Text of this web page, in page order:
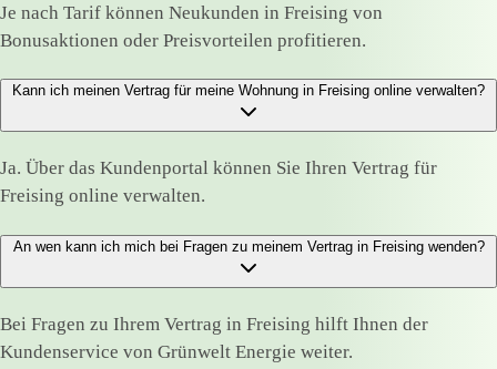
Je nach Tarif können Neukunden in Freising von
Bonusaktionen oder Preisvorteilen profitieren.
Kann ich meinen Vertrag für meine Wohnung in Freising online verwalten?
Ja. Über das Kundenportal können Sie Ihren Vertrag für
Freising online verwalten.
An wen kann ich mich bei Fragen zu meinem Vertrag in Freising wenden?
Bei Fragen zu Ihrem Vertrag in Freising hilft Ihnen der
Kundenservice von Grünwelt Energie weiter.